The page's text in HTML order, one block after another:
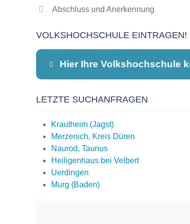
Abschluss und Anerkennung
VOLKSHOCHSCHULE EINTRAGEN!
Hier Ihre Volkshochschule
LETZTE SUCHANFRAGEN
Krautheim (Jagst)
Merzenich, Kreis Düren
Naurod, Taunus
Heiligenhaus bei Velbert
Uerdingen
Murg (Baden)